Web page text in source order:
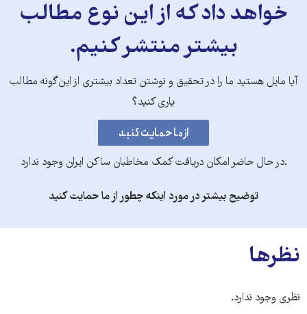
خواهد داد که از این نوع مطالب
بیشتر منتشر کنیم.
آیا مایل هستید ما را در تحقیق و نوشتن تعداد بیشتری از این‌گونه مطالب
یاری کنید؟
.در حال حاضر امکان دریافت کمک مخاطبان ساکن ایران وجود ندارد
توضیح بیشتر در مورد اینکه چطور از ما حمایت کنید
نظرها
نظری وجود ندارد.